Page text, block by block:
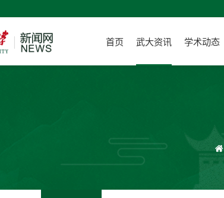
首页 武大资讯 学术动态